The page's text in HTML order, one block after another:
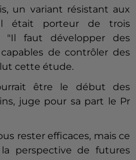
un variant résistant aux
était porteur de trois
"Il faut développer des
de contrôler des
cette étude.
être le début des
juge pour sa part le Pr
rester efficaces, mais ce
perspective de futures